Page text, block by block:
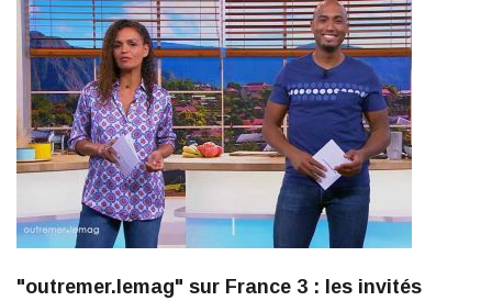
"outremer.lemag" sur France 3 : les invités